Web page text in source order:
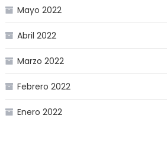
Mayo 2022
Abril 2022
Marzo 2022
Febrero 2022
Enero 2022